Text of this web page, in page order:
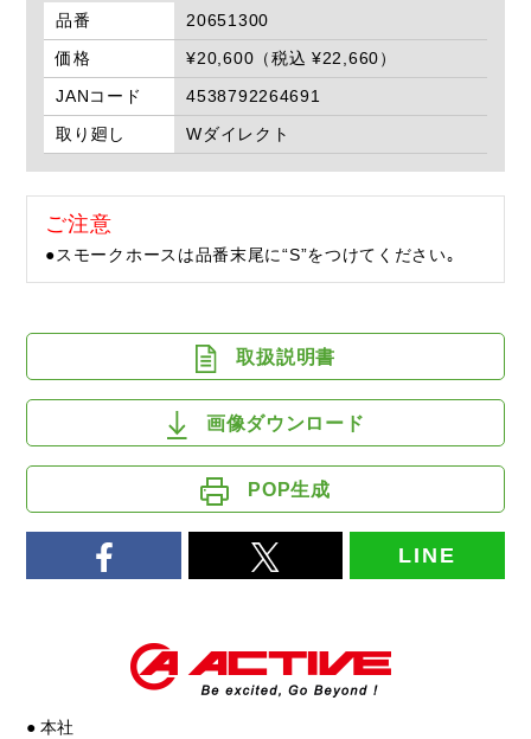
品番
20651300
価格
¥20,600（税込 ¥22,660）
JANコード
4538792264691
取り廻し
Wダイレクト
ご注意
●スモークホースは品番末尾に“S”をつけてください｡
取扱説明書
画像ダウンロード
POP生成
LINE
● 本社